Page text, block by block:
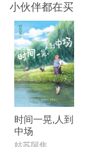
小伙伴都在买
时间一晃,人到
中场